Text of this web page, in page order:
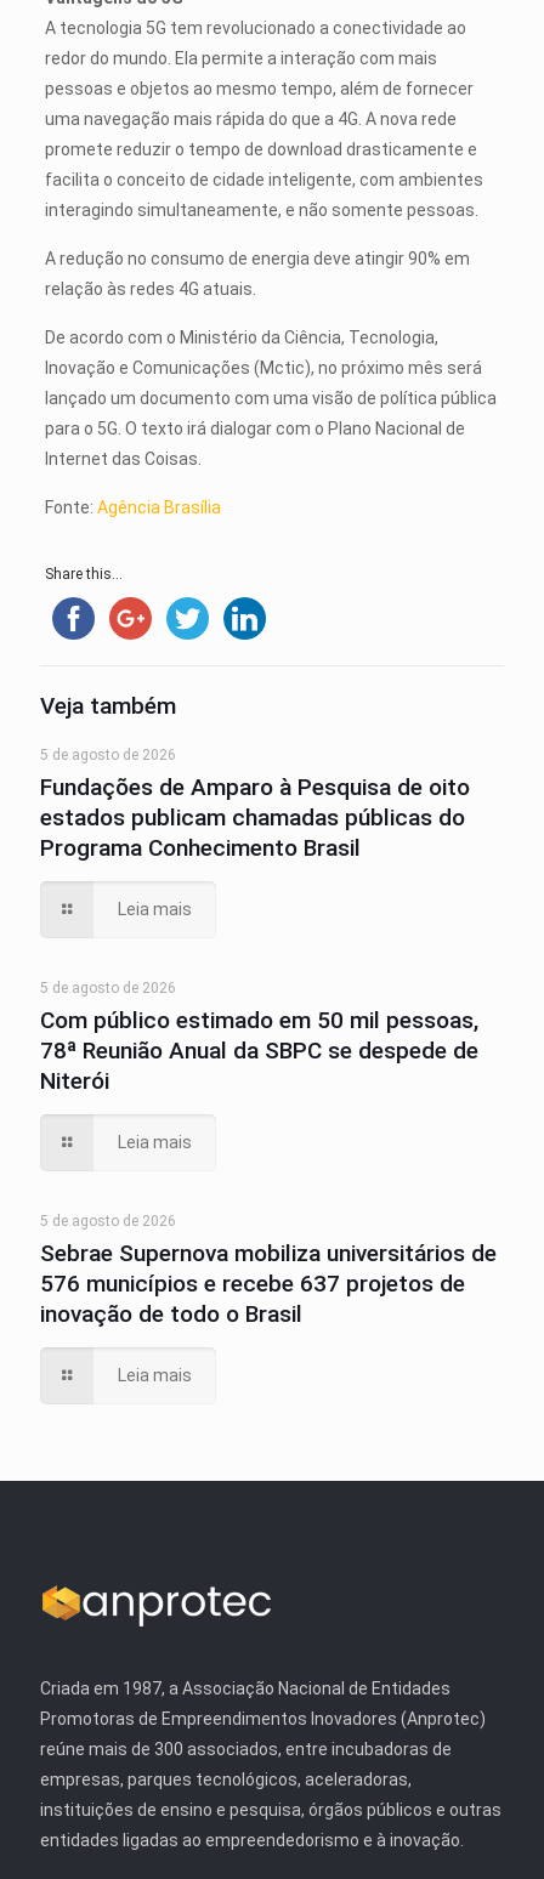
A tecnologia 5G tem revolucionado a conectividade ao
redor do mundo. Ela permite a interação com mais
pessoas e objetos ao mesmo tempo, além de fornecer
uma navegação mais rápida do que a 4G. A nova rede
promete reduzir o tempo de download drasticamente e
facilita o conceito de cidade inteligente, com ambientes
interagindo simultaneamente, e não somente pessoas.
A redução no consumo de energia deve atingir 90% em
relação às redes 4G atuais.
De acordo com o Ministério da Ciência, Tecnologia,
Inovação e Comunicações (Mctic), no próximo mês será
lançado um documento com uma visão de política pública
para o 5G. O texto irá dialogar com o Plano Nacional de
Internet das Coisas.
Fonte: Agência Brasília
Share this...
Veja também
5 de agosto de 2026
Fundações de Amparo à Pesquisa de oito
estados publicam chamadas públicas do
Programa Conhecimento Brasil
Leia mais
5 de agosto de 2026
Com público estimado em 50 mil pessoas,
78ª Reunião Anual da SBPC se despede de
Niterói
Leia mais
5 de agosto de 2026
Sebrae Supernova mobiliza universitários de
576 municípios e recebe 637 projetos de
inovação de todo o Brasil
Leia mais
Criada em 1987, a Associação Nacional de Entidades
Promotoras de Empreendimentos Inovadores (Anprotec)
reúne mais de 300 associados, entre incubadoras de
empresas, parques tecnológicos, aceleradoras,
instituições de ensino e pesquisa, órgãos públicos e outras
entidades ligadas ao empreendedorismo e à inovação.